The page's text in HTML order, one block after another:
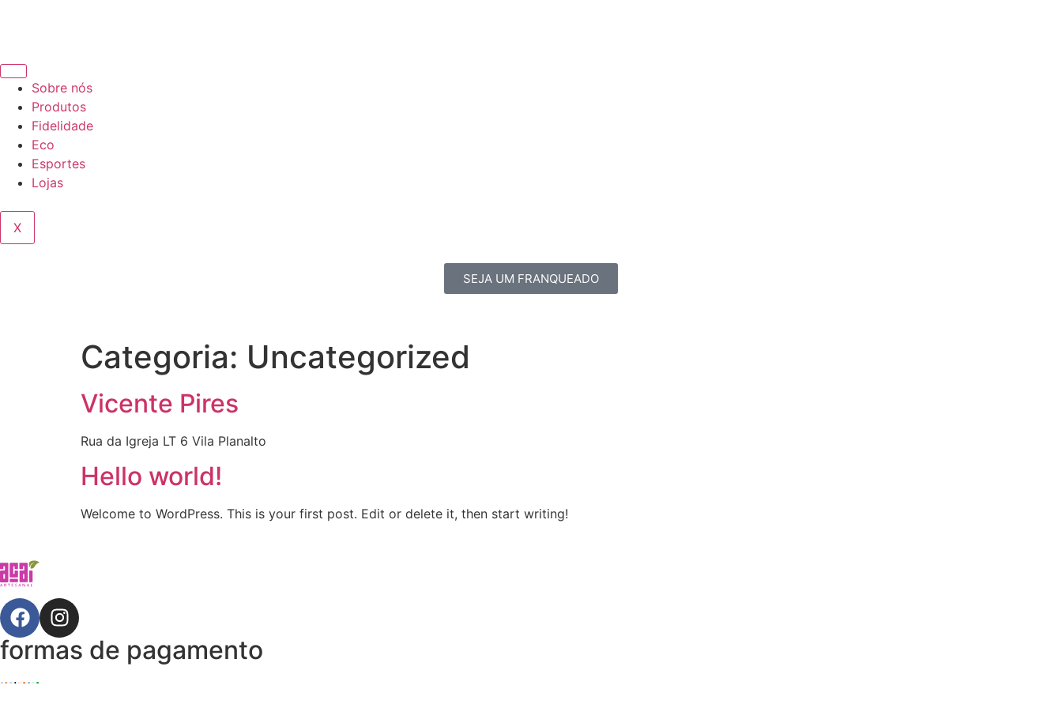
Sobre nós
Produtos
Fidelidade
Eco
Esportes
Lojas
X
SEJA UM FRANQUEADO
Categoria: Uncategorized
Vicente Pires
Rua da Igreja LT 6 Vila Planalto
Hello world!
Welcome to WordPress. This is your first post. Edit or delete it, then start writing!
formas de pagamento